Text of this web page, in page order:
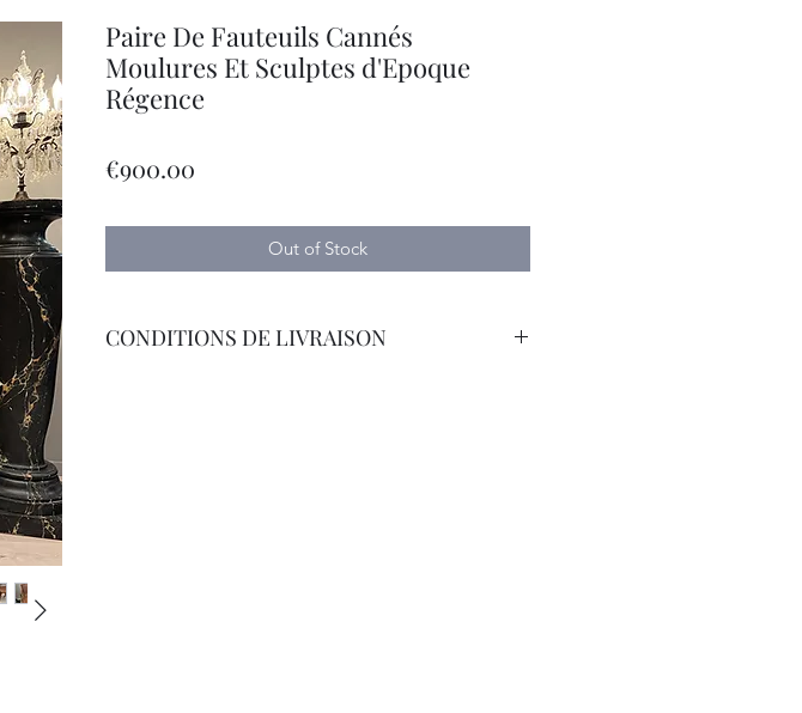
Paire De Fauteuils Cannés
Moulures Et Sculptes d'Epoque
Régence
€900.00
Out of Stock
CONDITIONS DE LIVRAISON